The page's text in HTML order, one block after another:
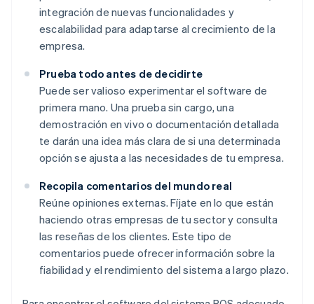
integración de nuevas funcionalidades y
escalabilidad para adaptarse al crecimiento de la
empresa.
Prueba todo antes de decidirte
Puede ser valioso experimentar el software de
primera mano. Una prueba sin cargo, una
demostración en vivo o documentación detallada
te darán una idea más clara de si una determinada
opción se ajusta a las necesidades de tu empresa.
Recopila comentarios del mundo real
Reúne opiniones externas. Fíjate en lo que están
haciendo otras empresas de tu sector y consulta
las reseñas de los clientes. Este tipo de
comentarios puede ofrecer información sobre la
fiabilidad y el rendimiento del sistema a largo plazo.